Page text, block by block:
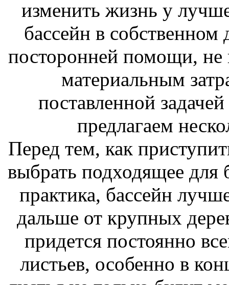
изменить жизнь у
бассейн в
посторонней помощи, не
материальным
поставленной
предлагаем
Перед тем, как
выбрать подходящее для
практика, бассейн
дальше от крупных
придется постоянно
листьев, особенно в